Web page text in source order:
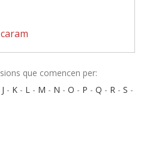
caram
que comencen per:
J - K - L - M - N - O - P - Q - R - S -